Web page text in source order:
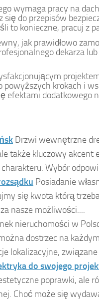
wymaga pracy na
się do przepisów
to konieczne, pracuj z
jak prawidłowo
dekarza
powyższych krokach i
efektami dodatkowego
Drzwi wewnętrzne
także kluczowy akcent
Wybór
Posiadanie
się kwota którą
nasze możliwości....
nieruchomości w
dostrzec na
lokalizacyjne, związane
do swojego
poprawki, ale
Choć może się